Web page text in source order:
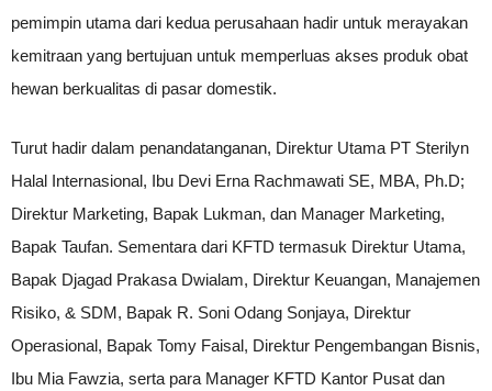
pemimpin utama dari kedua perusahaan hadir untuk merayakan
kemitraan yang bertujuan untuk memperluas akses produk obat
hewan berkualitas di pasar domestik.
Turut hadir dalam penandatanganan, Direktur Utama PT Sterilyn
Halal Internasional, Ibu Devi Erna Rachmawati SE, MBA, Ph.D;
Direktur Marketing, Bapak Lukman, dan Manager Marketing,
Bapak Taufan. Sementara dari KFTD termasuk Direktur Utama,
Bapak Djagad Prakasa Dwialam, Direktur Keuangan, Manajemen
Risiko, & SDM, Bapak R. Soni Odang Sonjaya, Direktur
Operasional, Bapak Tomy Faisal, Direktur Pengembangan Bisnis,
Ibu Mia Fawzia, serta para Manager KFTD Kantor Pusat dan